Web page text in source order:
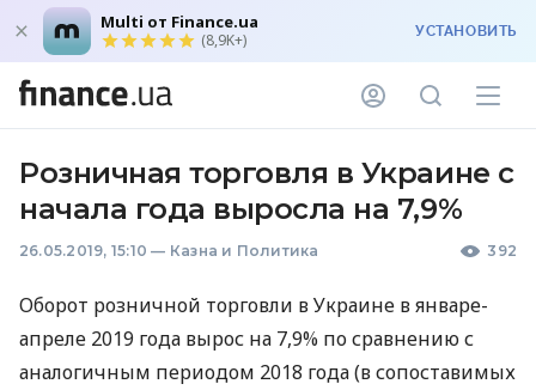
Multi от Finance.ua
(8,9K+) УСТАНОВИТЬ
Розничная торговля в Украине с
начала года выросла на 7,9%
26.05.2019, 15:10 — Казна и Политика 392
Оборот розничной торговли в Украине в январе-
апреле 2019 года вырос на 7,9% по сравнению с
аналогичным периодом 2018 года (в сопоставимых